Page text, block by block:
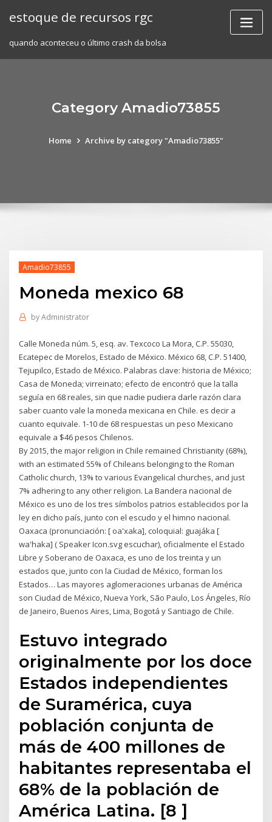
estoque de recursos rgc
quando aconteceu o último crash da bolsa
Category Amadio73855
Home Archive by category "Amadio73855"
Amadio73855
Moneda mexico 68
byAdministrator
Calle Moneda núm. 5, esq. av. Texcoco La Mora, C.P. 55030,
Ecatepec de Morelos, Estado de México. México 68, C.P. 51400,
Tejupilco, Estado de México. Palabras clave: historia de México;
Casa de Moneda; virreinato; efecto de encontró que la talla
seguía en 68 reales, sin que nadie pudiera darle razón clara
saber cuanto vale la moneda mexicana en Chile. es decir a
cuanto equivale. 1-10 de 68 respuestas un peso Mexicano
equivale a $46 pesos Chilenos.
By 2015, the major religion in Chile remained Christianity (68%),
with an estimated 55% of Chileans belonging to the Roman
Catholic church, 13% to various Evangelical churches, and just
7% adhering to any other religion. La Bandera nacional de
México es uno de los tres símbolos patrios establecidos por la
ley en dicho país, junto con el escudo y el himno nacional.
Oaxaca (pronunciación: [ oa'xaka], coloquial: guajáka [
wa'haka] ( Speaker Icon.svg escuchar), oficialmente el Estado
Libre y Soberano de Oaxaca, es uno de los treinta y un
estados que, junto con la Ciudad de México, forman los
Estados… Las mayores aglomeraciones urbanas de América
son Ciudad de México, Nueva York, São Paulo, Los Ángeles, Río
de Janeiro, Buenos Aires, Lima, Bogotá y Santiago de Chile.
Estuvo integrado
originalmente por los doce
Estados independientes
de Suramérica, cuya
población conjunta de
más de 400 millones de
habitantes representaba el
68% de la población de
América Latina. [8 ]